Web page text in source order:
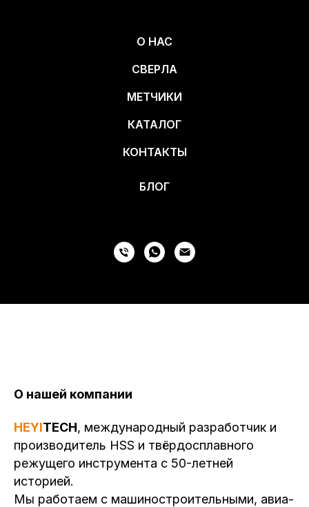
О НАС
СВЕРЛА
МЕТЧИКИ
КАТАЛОГ
КОНТАКТЫ
БЛОГ
О нашей компании
HEYITECH, международный разработчик и
производитель HSS и твёрдосплавного
режущего инструмента с 50-летней
историей.
Мы работаем с машиностроительными, авиа-